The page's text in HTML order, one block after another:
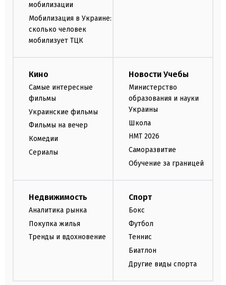
мобилизации
Мобилизация в Украине:
сколько человек
мобилизует ТЦК
Кино
Самые интересные
фильмы
Украинские фильмы
Фильмы на вечер
Комедии
Сериалы
Новости Учебы
Министерство
образования и науки
Украины
Школа
НМТ 2026
Саморазвитие
Обучение за границей
Недвижимость
Аналитика рынка
Покупка жилья
Тренды и вдохновение
Спорт
Бокс
Футбол
Теннис
Биатлон
Другие виды спорта